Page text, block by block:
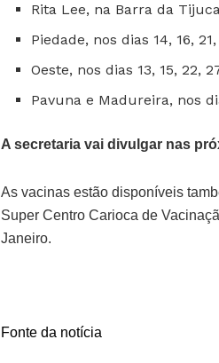
Rita Lee, na Barra da
Piedade, nos dias 14, 16,
Oeste, nos dias 13, 15, 22,
Pavuna e Madureira, nos
A secretaria vai divulgar nas
As vacinas estão disponíveis
Super Centro Carioca de
Janeiro.
Fonte da notícia